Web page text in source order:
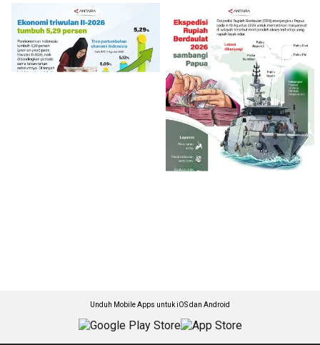
Unduh Mobile Apps untuk iOS dan Android